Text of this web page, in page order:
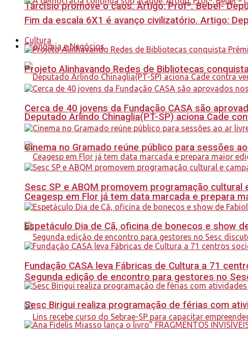
Tarcísio promove o caos. Artigo: Profª. Bebel-
Economia e Negócios
Deputado Arlindo Chinaglia(PT-SP) aciona Cade
Ceagesp em Flor já tem data marcada e prepara
Segunda edição de encontro para gestores no
Fim da escala 6X1 é avanço civilizatório. Artigo:
Cultura
Projeto Alinhavando Redes de Bibliotecas
Cerca de 40 jovens da Fundação CASA são
Cinema no Gramado reúne público para sessões
Sesc SP e ABQM promovem programação
Espetáculo Dia de Cã, oficina de bonecos e show
Fundação CASA leva Fábricas de Cultura a 71
Sesc Birigui realiza programação de férias com